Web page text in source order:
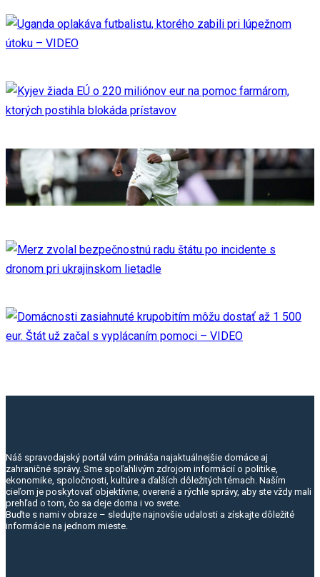
Náš spravodajský portál vám prináša najaktuálnejšie domáce aj
zahraničné správy. Sme spoľahlivým zdrojom informácií o politike,
ekonomike, spoločnosti, kultúre a ďalších dôležitých témach. Naším
cieľom je poskytovať objektívne, overené a rýchle správy, aby ste vždy mali
prehľad o tom, čo sa deje doma i vo svete.
Buďte s nami v obraze – sledujte najnovšie udalosti a získajte dôležité
informácie na jednom mieste.